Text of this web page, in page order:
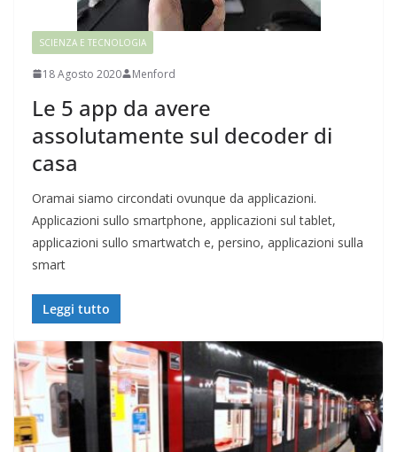
SCIENZA E TECNOLOGIA
18 Agosto 2020 Menford
Le 5 app da avere
assolutamente sul decoder di
casa
Oramai siamo circondati ovunque da applicazioni.
Applicazioni sullo smartphone, applicazioni sul tablet,
applicazioni sullo smartwatch e, persino, applicazioni sulla
smart
Leggi tutto